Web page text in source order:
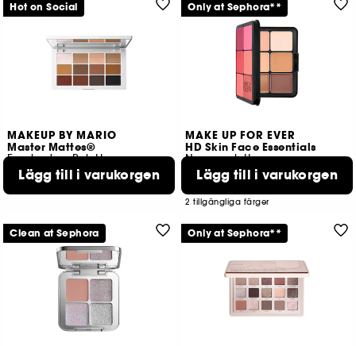
MAKEUP BY MARIO
Master Mattes®
Eyeshadow Palette
1946
Lägg till i varukorgen
Hot on Social
MAKE UP FOR EVER
HD Skin Face Essentials
Nyanspalett
488
2 tillgängliga färger
Lägg till i varukorgen
Only at Sephora**
Clean at Sephora Only at Sephora**